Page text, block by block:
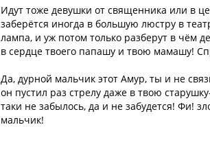
Идут тоже девушки от священника или в
заберётся иногда в большую люстру в
лампа, и уж потом только разберут в чём
в сердце твоего папашу и твою мамашу!
Да, дурной мальчик этот Амур, ты и не
он пустил раз стрелу даже в твою
таки не забылось, да и не забудется! Фи!
мальчик!